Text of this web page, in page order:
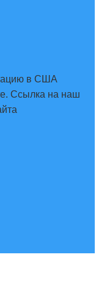
в США
Ссылка на наш